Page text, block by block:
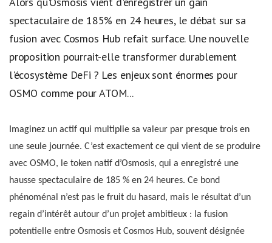
spectaculaire de 185% en 24 heures, le débat sur sa
fusion avec Cosmos Hub refait surface. Une nouvelle
proposition pourrait-elle transformer durablement
l'écosystème DeFi ? Les enjeux sont énormes pour
OSMO comme pour ATOM...
Imaginez un actif qui multiplie sa valeur par presque trois en
une seule journée. C’est exactement ce qui vient de se produire
avec OSMO, le token natif d’Osmosis, qui a enregistré une
hausse spectaculaire de 185 % en 24 heures. Ce bond
phénoménal n’est pas le fruit du hasard, mais le résultat d’un
regain d’intérêt autour d’un projet ambitieux : la fusion
potentielle entre Osmosis et Cosmos Hub, souvent désignée